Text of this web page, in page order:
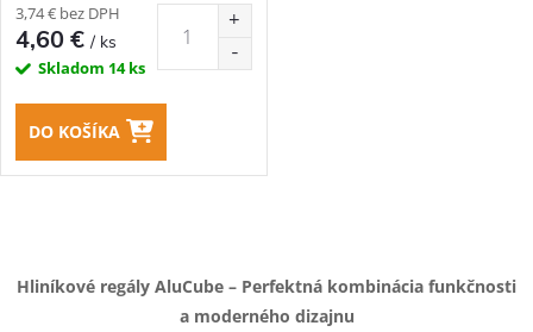
3,74 € bez DPH
4,60 €/ ks
Skladom 14 ks
DO KOŠÍKA
v
Hliníkové regály AluCube – Perfektná kombinácia funkčnosti
a moderného dizajnu